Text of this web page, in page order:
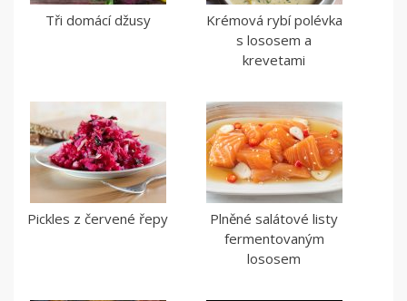
Tři domácí džusy
Krémová rybí polévka
s lososem a
krevetami
Pickles z červené řepy
Plněné salátové listy
fermentovaným
lososem